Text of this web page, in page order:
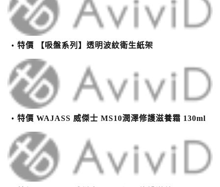
特價 【吸盤系列】透明波紋衛生紙架
特價 WAJASS 威傑士 MS10潤澤修護滋養霜 130ml